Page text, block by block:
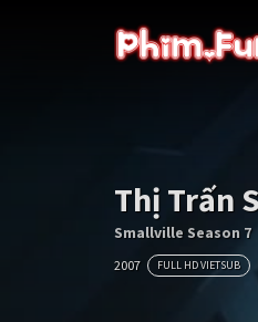
Thị Trấn
Smallville Season 7
2007 FULL HD VIETSUB